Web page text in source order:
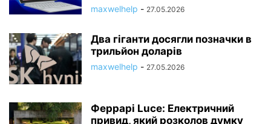
maxwelhelp - 27.05.2026
Два гіганти досягли позначки в
трильйон доларів
maxwelhelp - 27.05.2026
Феррарі Luce: Електричний
привид, який розколов думку